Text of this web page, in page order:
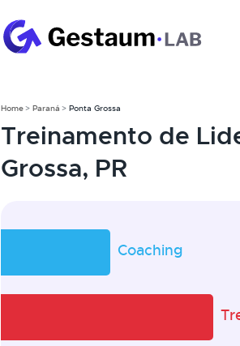
Home Paraná Ponta Grossa
Treinamento de
Grossa, PR